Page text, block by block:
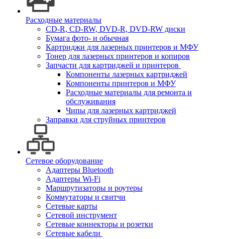
Расходные материалы
CD-R, CD-RW, DVD-R, DVD-RW диски
Бумага фото- и обычная
Картриджи для лазерных принтеров и МФУ
Тонер для лазерных принтеров и копиров
Запчасти для картриджей и принтеров
Компоненты лазерных картриджей
Компоненты принтеров и МФУ
Расходные материалы для ремонта и
обслуживания
Чипы для лазерных картриджей
Заправки для струйных принтеров
Сетевое оборудование
Адаптеры Bluetooth
Адаптеры Wi-Fi
Маршрутизаторы и роутеры
Коммутаторы и свитчи
Сетевые карты
Сетевой инструмент
Сетевые коннекторы и розетки
Сетевые кабели